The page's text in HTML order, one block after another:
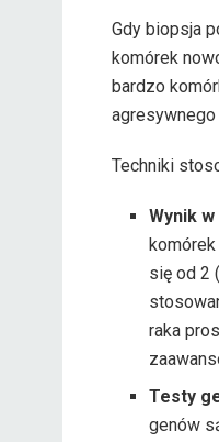
Gdy biopsja
komórek
bardzo
Techniki
Wynik
się od 2
raka
Testy
genów